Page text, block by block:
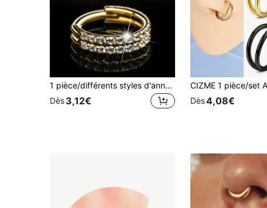
1 pièce/différents styles d'anneaux de nez en acier inoxydable 316L hypoallergénique de haute qualité, incrusté de zircone brillante. Convient pour les anneaux de diaphragme doubles, les anneaux de diaphragme, les anneaux de lèvre, les boucles d'oreilles de diaphragme, les boucles d'oreilles de conque
Dès3,12€
Dès4,08€